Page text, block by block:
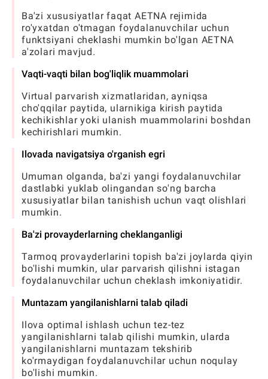
Ba'zi xususiyatlar faqat AETNA rejimida
ro'yxatdan o'tmagan foydalanuvchilar uchun
funktsiyani cheklashi mumkin bo'lgan AETNA
a'zolari mavjud.
Vaqti-vaqti bilan bog'liqlik muammolari
Virtual parvarish xizmatlaridan, ayniqsa
cho'qqilar paytida, ularnikiga kirish paytida
kechikishlar yoki ulanish muammolarini boshdan
kechirishlari mumkin.
Ilovada navigatsiya o'rganish egri
Umuman olganda, ba'zi yangi foydalanuvchilar
dastlabki yuklab olingandan so'ng barcha
xususiyatlar bilan tanishish uchun vaqt olishlari
mumkin.
Ba'zi provayderlarning cheklanganligi
Tarmoq provayderlarini topish ba'zi joylarda qiyin
bo'lishi mumkin, ular parvarish qilishni istagan
foydalanuvchilar uchun cheklash imkoniyatidir.
Muntazam yangilanishlarni talab qiladi
Ilova optimal ishlash uchun tez-tez
yangilanishlarni talab qilishi mumkin, ularda
yangilanishlarni muntazam tekshirib
ko'rmaydigan foydalanuvchilar uchun noqulay
bo'lishi mumkin.